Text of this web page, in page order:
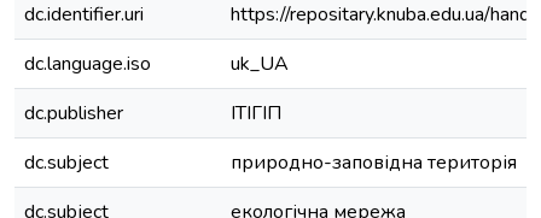
dc.identifier.uri
https://repositary.knuba.edu.ua/
dc.language.iso
uk_UA
dc.publisher
ІТІГІП
dc.subject
природно-заповідна територія
dc.subject
екологічна мережа